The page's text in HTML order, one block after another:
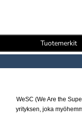
Tuotemerkit
WeSC (We Are the
yrityksen, joka